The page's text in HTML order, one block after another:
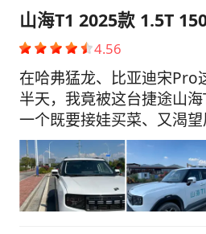
山海T1 2025款 1.5T
4.56
在哈弗猛龙、比亚迪宋Pro
半天，我竟被这台捷途山
一个既要接娃买菜、又渴
妈，这台号称“可城可野”
吗？到底值不值得冲？看完
看看价格 捷途山海T1
价：14.49万 优惠:10000